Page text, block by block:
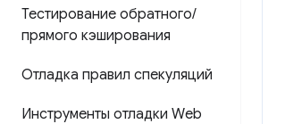
Тестирование обратного/
прямого кэширования
Отладка правил спекуляций
Инструменты отладки Web